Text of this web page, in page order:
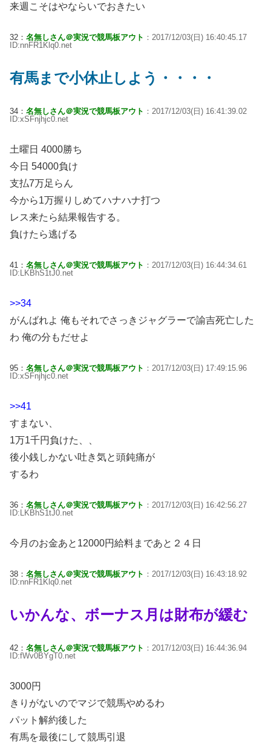
来週こそはやならいでおきたい
32： 名無しさん＠実況で競馬板アウト ：2017/12/03(日) 16:40:45.17
ID:nnFR1Klq0.net
有馬まで小休止しよう・・・・
34： 名無しさん＠実況で競馬板アウト ：2017/12/03(日) 16:41:39.02
ID:xSFnjhjc0.net
土曜日 4000勝ち
今日 54000負け
支払7万足らん
今から1万握りしめてハナハナ打つ
レス来たら結果報告する。
負けたら逃げる
41： 名無しさん＠実況で競馬板アウト ：2017/12/03(日) 16:44:34.61
ID:LKBhS1tJ0.net
>>34
がんばれよ 俺もそれでさっきジャグラーで諭吉死亡した
わ 俺の分もだせよ
95： 名無しさん＠実況で競馬板アウト ：2017/12/03(日) 17:49:15.96
ID:xSFnjhjc0.net
>>41
すまない、
1万1千円負けた、、
後小銭しかない吐き気と頭鈍痛が
するわ
36： 名無しさん＠実況で競馬板アウト ：2017/12/03(日) 16:42:56.27
ID:LKBhS1tJ0.net
今月のお金あと12000円給料まであと２４日
38： 名無しさん＠実況で競馬板アウト ：2017/12/03(日) 16:43:18.92
ID:nnFR1Klq0.net
いかんな、ボーナス月は財布が緩む
42： 名無しさん＠実況で競馬板アウト ：2017/12/03(日) 16:44:36.94
ID:fWv0BYgT0.net
3000円
きりがないのでマジで競馬やめるわ
パット解約後した
有馬を最後にして競馬引退